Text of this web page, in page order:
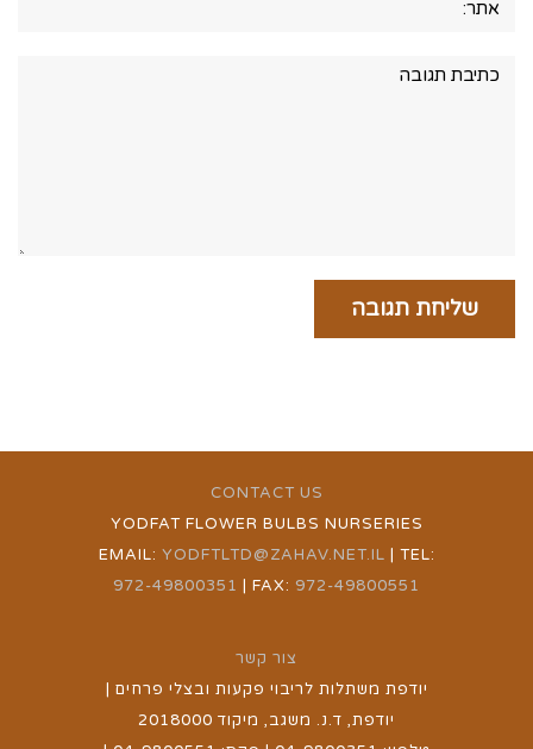
CONTACT US
YODFAT FLOWER BULBS NURSERIES
EMAIL: YODFTLTD@ZAHAV.NET.IL | TEL:
972-49800351 | FAX: 972-49800551
צור קשר
יודפת משתלות לריבוי פקעות ובצלי פרחים |
יודפת, ד.נ. משגב, מיקוד 2018000